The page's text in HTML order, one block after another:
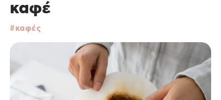
καφέ
καφές